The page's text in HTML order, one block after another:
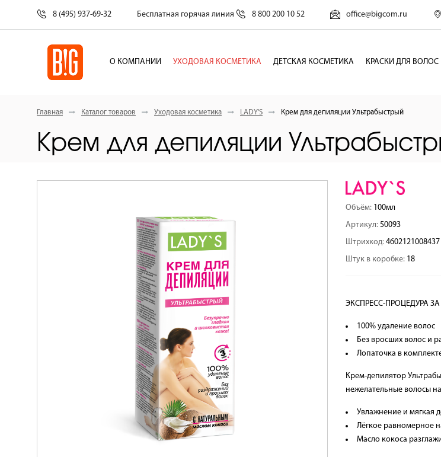
8 (495) 937-69-32 Бесплатная горячая линия 8 800 200 10 52 office@bigcom.ru
О КОМПАНИИ УХОДОВАЯ КОСМЕТИКА ДЕТСКАЯ КОСМЕТИКА КРАСКИ ДЛЯ ВОЛОС
Главная Каталог товаров Уходовая косметика LADY'S Крем для депиляции Ультрабыстрый
Крем для депиляции
Объём: 100мл
Артикул: 50093
Штрихкод: 4602121008437
Штук в коробке: 18
ЭКСПРЕСС-ПРОЦЕДУРА
100% удаление волос
Без вросших волос и
Лопаточка в
Крем-депилятор
нежелательные волосы
Увлажнение и мягкая
Лёгкое равномерное
Масло кокоса